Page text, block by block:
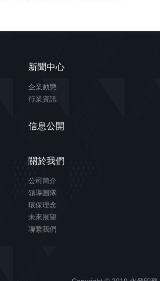
新聞中心
企業動態
行業資訊
信息公開
關於我們
公司簡介
領導團隊
環保理念
未來展望
聯繫我們